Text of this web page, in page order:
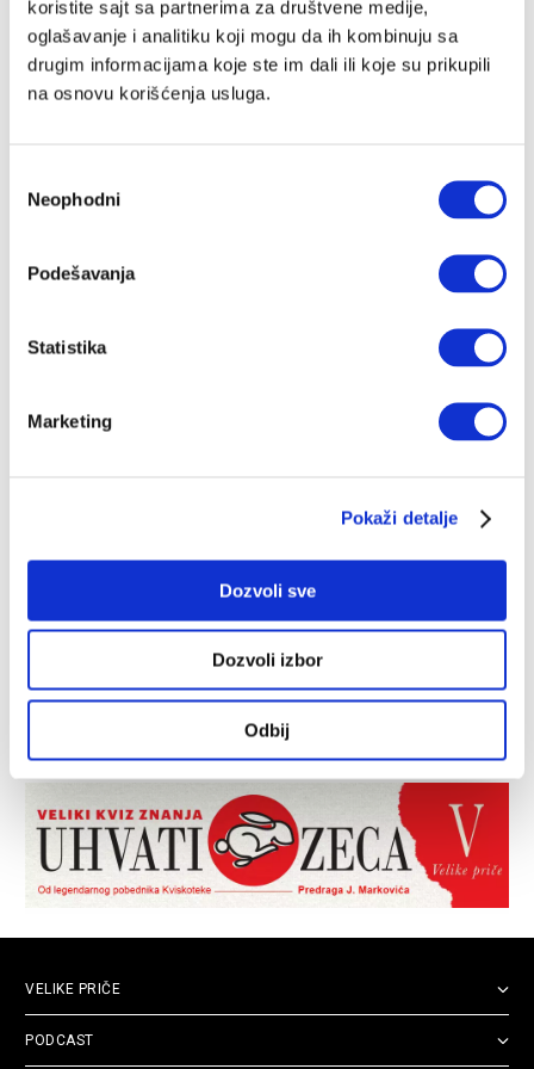
koristite sajt sa partnerima za društvene medije,
oglašavanje i analitiku koji mogu da ih kombinuju sa
drugim informacijama koje ste im dali ili koje su prikupili
na osnovu korišćenja usluga.
сагласности
Neophodni
Podešavanja
Statistika
Marketing
Pokaži detalje
Dozvoli sve
Dozvoli izbor
Odbij
VELIKE PRIČE
PODCAST